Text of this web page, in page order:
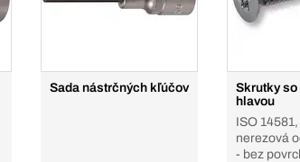
Sada nástrčných kľúčov
Skrutky
hlavou
ISO 14581,
nerezová
- bez